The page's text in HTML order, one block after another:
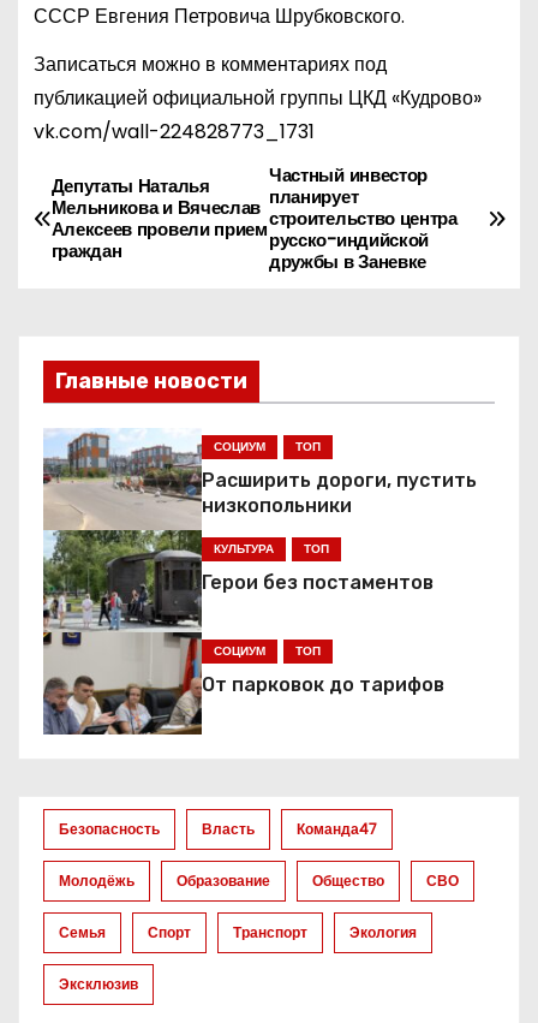
СССР Евгения Петровича Шрубковского.
Записаться можно в комментариях под
публикацией официальной группы ЦКД «Кудрово»
vk.com/wall-224828773_1731
Н
а
г
а
ц
и
я
п
о
з
п
и
с
я
Частный инвестор
планирует
строительство центра
русско-индийской
дружбы в Заневке
Депутаты Наталья
Мельникова и Вячеслав
Алексеев провели прием
граждан
Главные новости
СОЦИУМ ТОП
Расширить дороги, пустить
низкопольники
КУЛЬТУРА ТОП
Герои без постаментов
СОЦИУМ ТОП
От парковок до тарифов
Безопасность Власть Команда47
Молодёжь Образование Общество СВО
Семья Спорт Транспорт Экология
Эксклюзив